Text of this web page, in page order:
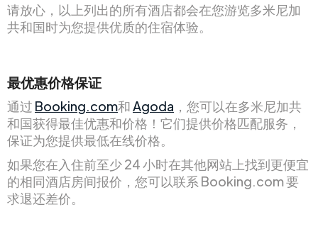
请放心，以上列出的所有酒店都会在您游览多米尼加
共和国时为您提供优质的住宿体验。
最优惠价格保证
通过 Booking.com和Agoda ，您可以在多米尼加共
和国获得最佳优惠和价格！它们提供价格匹配服务，
保证为您提供最低在线价格。
如果您在入住前至少 24 小时在其他网站上找到更便宜
的相同酒店房间报价，您可以联系 Booking.com 要
求退还差价。